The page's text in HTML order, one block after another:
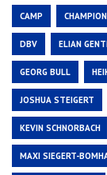
CAMP
DBV ELIAN
GEORG BULL
JOSHUA STEIGERT
KEVIN SCHNORBACH
MAXI SIEGERT-